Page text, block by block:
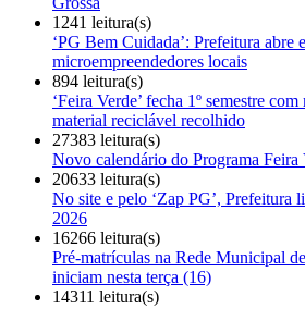
1241 leitura(s)
‘PG Bem Cuidada’: Prefeitura abre
microempreendedores locais
894 leitura(s)
‘Feira Verde’ fecha 1º semestre
material reciclável recolhido
27383 leitura(s)
Novo calendário do Programa Feira
20633 leitura(s)
No site e pelo ‘Zap PG’, Prefeitura
2026
16266 leitura(s)
Pré-matrículas na Rede Municipal
iniciam nesta terça (16)
14311 leitura(s)